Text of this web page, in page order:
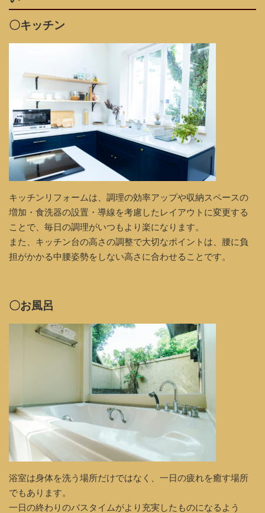
〇キッチン
キッチンリフォームは、調理の効率アップや収納スペースの
増加・食洗器の設置・導線を考慮したレイアウトに変更する
ことで、毎日の調理がいつもより楽になります。
また、キッチン台の高さの調整で大切なポイントは、腰に負
担がかかる中腰姿勢をしない高さに合わせることです。
〇お風呂
浴室は身体を洗う場所だけではなく、一日の疲れを癒す場所
でもあります。
一日の終わりのバスタイムがより充実したものになるよう